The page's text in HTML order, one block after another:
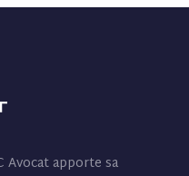
Avocat apporte sa